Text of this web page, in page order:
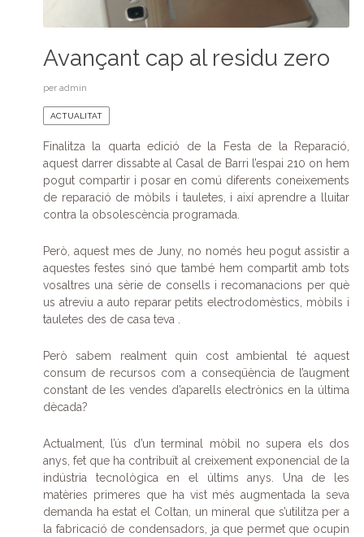
Avançant cap al residu zero
per admin
ACTUALITAT
Finalitza la quarta edició de la Festa de la Reparació,
aquest darrer dissabte al Casal de Barri l’espai 210 on hem
pogut compartir i posar en comú diferents coneixements
de reparació de mòbils i tauletes, i així aprendre a lluitar
contra la obsolescència programada.
Però, aquest mes de Juny, no només heu pogut assistir a
aquestes festes sinó que també hem compartit amb tots
vosaltres una sèrie de consells i recomanacions per què
us atreviu a auto reparar petits electrodomèstics, mòbils i
tauletes des de casa teva .
Però sabem realment quin cost ambiental té aquest
consum de recursos com a conseqüència de l’augment
constant de les vendes d’aparells electrònics en la última
dècada?
Actualment, l’ús d’un terminal mòbil no supera els dos
anys, fet que ha contribuït al creixement exponencial de la
indústria tecnològica en el últims anys. Una de les
matèries primeres que ha vist més augmentada la seva
demanda ha estat el Coltan, un mineral que s’utilitza per a
la fabricació de condensadors, ja que permet que ocupin